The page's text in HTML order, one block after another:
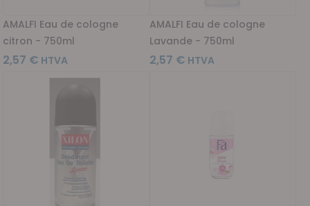
AMALFI Eau de cologne
citron - 750ml
2,57 €
AMALFI Eau de cologne
Lavande - 750ml
2,57 €